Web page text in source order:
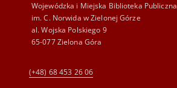
Wojewódzka i Miejska Biblioteka Publiczna
im. C. Norwida w Zielonej Górze
al. Wojska Polskiego 9
65-077 Zielona Góra
(+48) 68 453 26 06